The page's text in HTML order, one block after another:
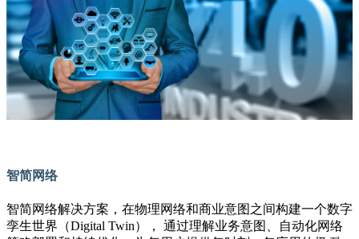
智简网络
智简网络解决方案，在物理网络和商业意图之间构建一个数字
孪生世界（Digital Twin）， 通过理解业务意图、自动化网络